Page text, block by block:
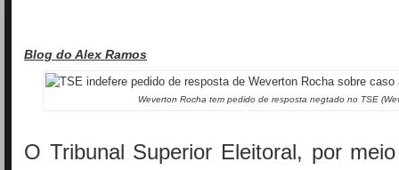
Blog do Alex Ramos
Weverton Rocha tem pedido de resposta negtado no TSE
O Tribunal Superior Eleitoral, por